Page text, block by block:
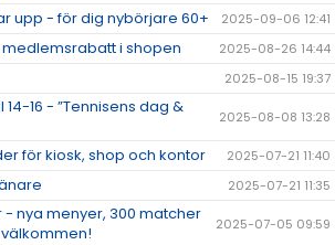
upp - för dig nybörjare 60+ 2025-09-06 12:41
i shopen
2025-08-26 14:44
2025-08-15 19:37
14-16 - ”Tennisens dag &
2025-08-08 13:28
för kiosk, shop och kontor 2025-07-21 11:40
2025-07-21 11:35
- nya menyer, 300 matcher
2025-07-05 09:59